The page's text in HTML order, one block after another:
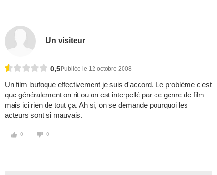
Un visiteur
0,5 Publiée le 12 octobre 2008
Un film loufoque effectivement je suis d'accord. Le problème c'est
que généralement on rit ou on est interpellé par ce genre de film
mais ici rien de tout ça. Ah si, on se demande pourquoi les
acteurs sont si mauvais.
0 0